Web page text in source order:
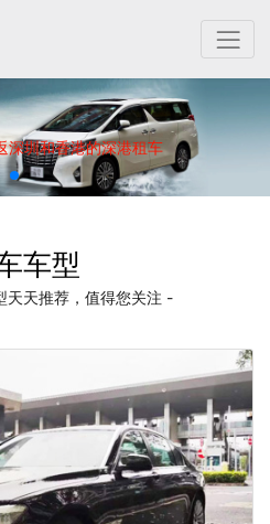
深圳和香港的深港租车
车型
天天推荐，值得您关注 -